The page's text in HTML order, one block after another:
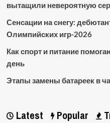
вытащили невероятную
Сенсации на снегу:
Олимпийских игр-2026
Как спорт и питание
день
Этапы замены батареек в
Latest Popular